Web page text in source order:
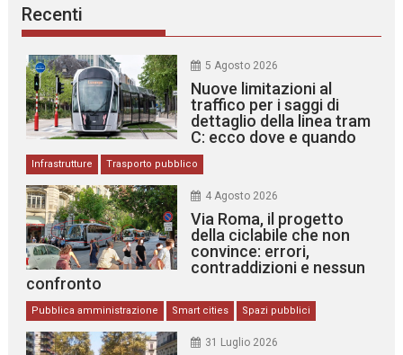
Recenti
5 Agosto 2026
Nuove limitazioni al
traffico per i saggi di
dettaglio della linea tram
C: ecco dove e quando
Infrastrutture Trasporto pubblico
4 Agosto 2026
Via Roma, il progetto
della ciclabile che non
convince: errori,
contraddizioni e nessun
confronto
Pubblica amministrazione Smart cities Spazi pubblici
31 Luglio 2026